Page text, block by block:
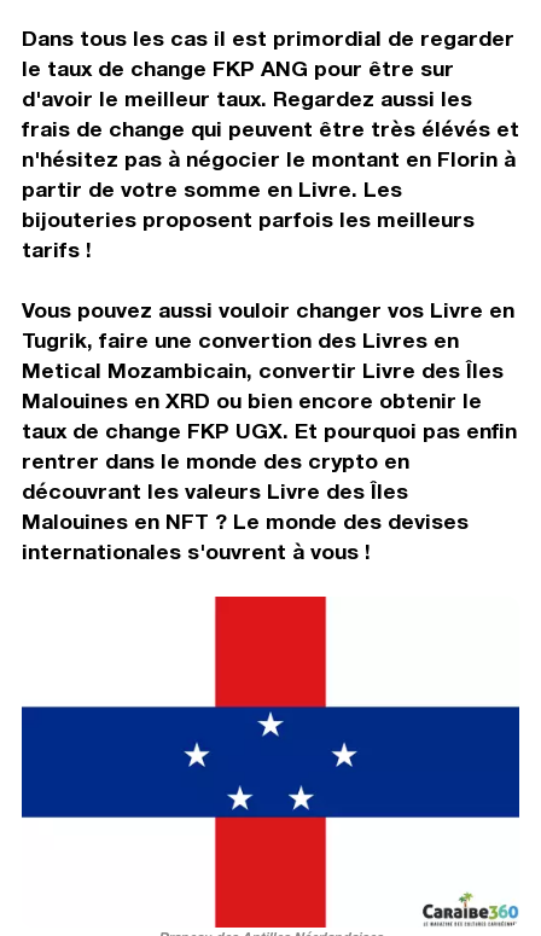
Dans tous les cas il est primordial de regarder
le taux de change FKP ANG pour être sur
d'avoir le meilleur taux. Regardez aussi les
frais de change qui peuvent être très élévés et
n'hésitez pas à négocier le montant en Florin à
partir de votre somme en Livre. Les
bijouteries proposent parfois les meilleurs
tarifs !
Vous pouvez aussi vouloir changer vos Livre en
Tugrik, faire une convertion des Livres en
Metical Mozambicain, convertir Livre des Îles
Malouines en XRD ou bien encore obtenir le
taux de change FKP UGX. Et pourquoi pas enfin
rentrer dans le monde des crypto en
découvrant les valeurs Livre des Îles
Malouines en NFT ? Le monde des devises
internationales s'ouvrent à vous !